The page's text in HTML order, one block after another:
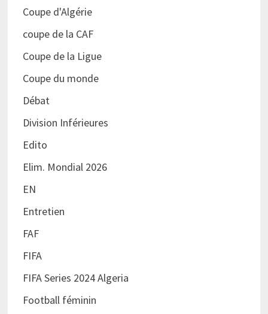
Coupe d'Algérie
coupe de la CAF
Coupe de la Ligue
Coupe du monde
Débat
Division Inférieures
Edito
Elim. Mondial 2026
EN
Entretien
FAF
FIFA
FIFA Series 2024 Algeria
Football féminin